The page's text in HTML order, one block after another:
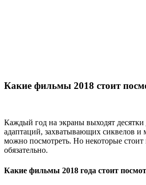
Какие фильмы 2018 стоит
Каждый год на экраны выходят
адаптаций, захватывающих сиквелов и
можно посмотреть. Но некоторые стоит
обязательно.
Какие фильмы 2018 года стоит